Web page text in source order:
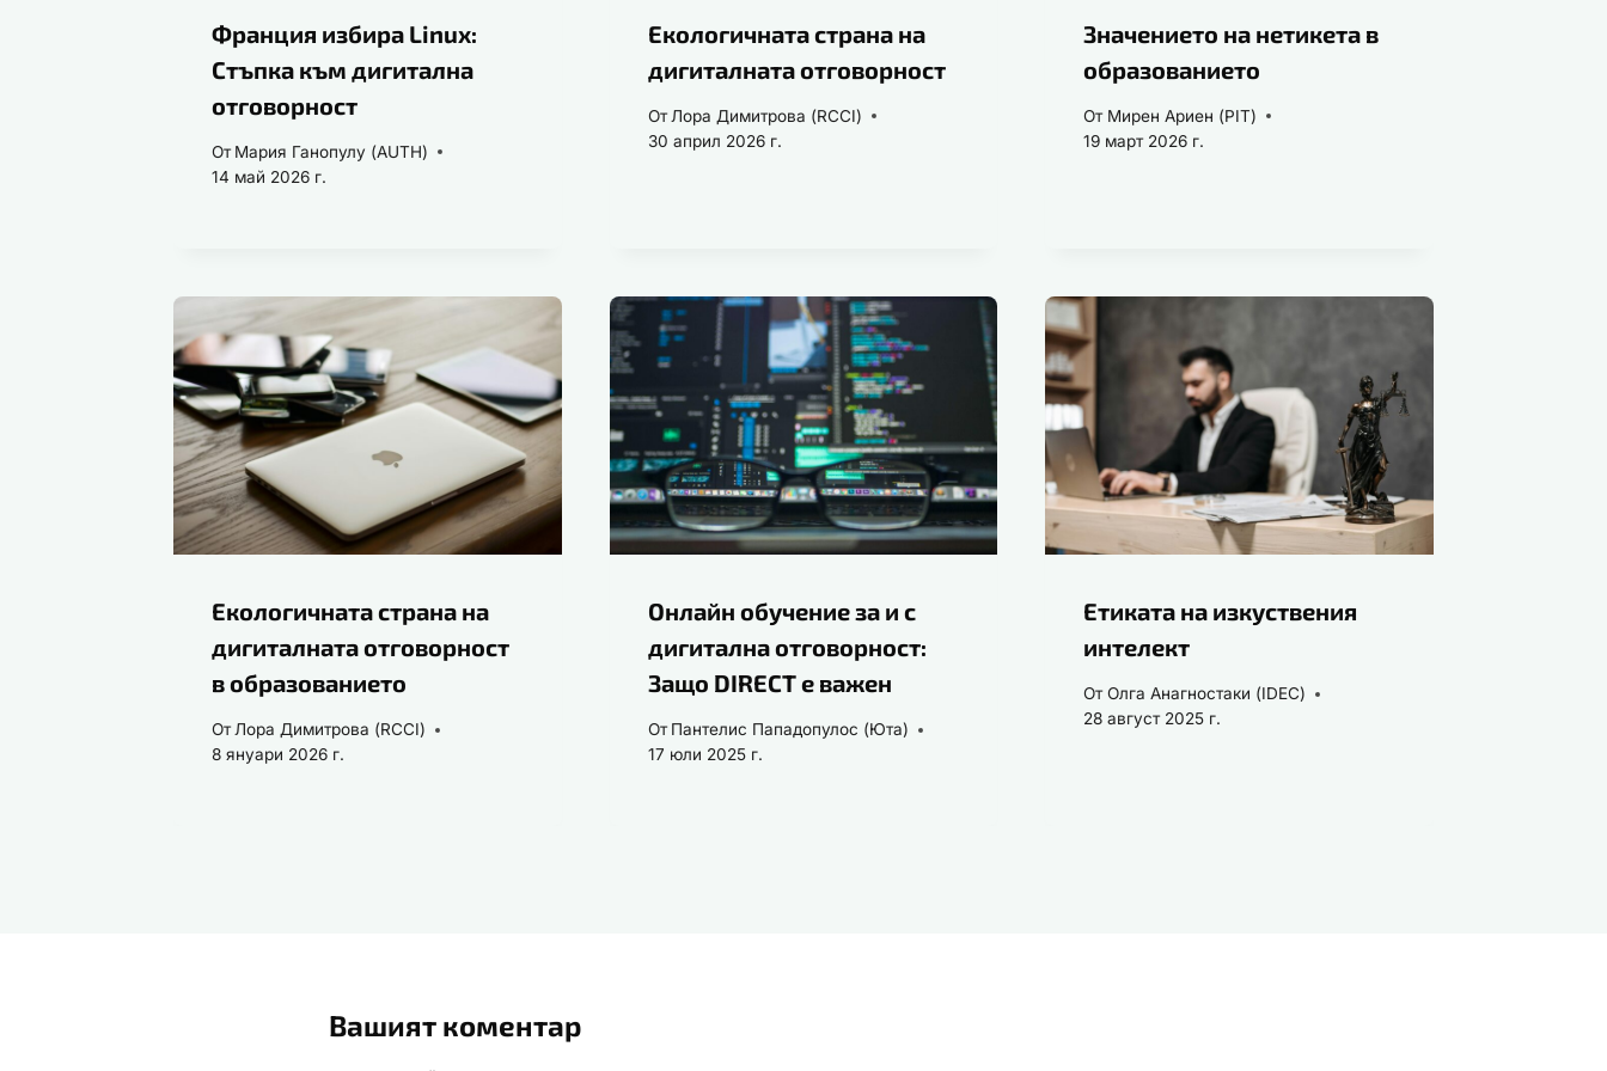
Франция избира Linux:
Стъпка към дигитална
отговорност
От Мария Ганопулу (AUTH)
14 май 2026 г.
Екологичната страна на
дигиталната отговорност
От Лора Димитрова (RCCI)
30 април 2026 г.
Значението на нетикета в
образованието
От Мирен Ариен (PIT)
19 март 2026 г.
Екологичната страна на
дигиталната отговорност
в образованието
От Лора Димитрова (RCCI)
8 януари 2026 г.
Онлайн обучение за и с
дигитална отговорност:
Защо DIRECT е важен
От Пантелис Пападопулос (Юта)
17 юли 2025 г.
Етиката на изкуствения
интелект
От Олга Анагностаки (IDEC)
28 август 2025 г.
Вашият коментар